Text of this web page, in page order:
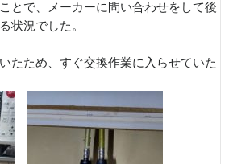
とで、メーカーに問い合わせをして後
状況でした。
たため、すぐ交換作業に入らせていた